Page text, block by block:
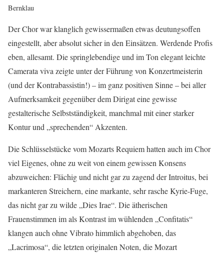
Bernklau
Der Chor war klanglich gewissermaßen etwas deutungsoffen
eingestellt, aber absolut sicher in den Einsätzen. Werdende Profis
eben, allesamt. Die springlebendige und im Ton elegant leichte
Camerata viva zeigte unter der Führung von Konzertmeisterin
(und der Kontrabassistin!) – im ganz positiven Sinne – bei aller
Aufmerksamkeit gegenüber dem Dirigat eine gewisse
gestalterische Selbstständigkeit, manchmal mit einer starker
Kontur und „sprechenden“ Akzenten.
Die Schlüsselstücke vom Mozarts Requiem hatten auch im Chor
viel Eigenes, ohne zu weit von einem gewissen Konsens
abzuweichen: Flächig und nicht gar zu zagend der Introitus, bei
markanteren Streichern, eine markante, sehr rasche Kyrie-Fuge,
das nicht gar zu wilde „Dies Irae“. Die ätherischen
Frauenstimmen im als Kontrast im wühlenden „Confitatis“
klangen auch ohne Vibrato himmlich abgehoben, das
„Lacrimosa“, die letzten originalen Noten, die Mozart